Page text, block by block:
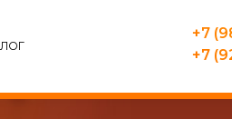
+7
+7